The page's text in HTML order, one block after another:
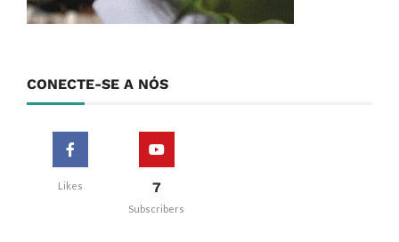
CONECTE-SE A NÓS
Likes 7
Subscribers